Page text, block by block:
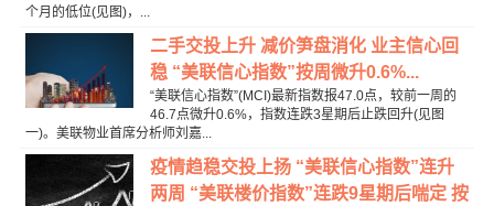
个月的低位(见图)，...
二手交投上升 减价笋盘消化 业主信心回
稳 “美联信心指数”按周微升0.6%...
“美联信心指数”(MCI)最新指数报47.0点，较前一周的
46.7点微升0.6%，指数连跌3星期后止跌回升(见图
一)。美联物业首席分析师刘嘉...
疫情趋稳交投上扬 “美联信心指数”连升
两周 “美联楼价指数”连跌9星期后喘定 按